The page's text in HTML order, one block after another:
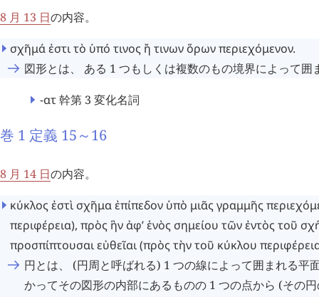
8 月 13 日の内容。
σχῆμάἐστιτὸ ὑπό τινος ἤ τινων ὅρωνπεριεχόμενον.
図形とは、 ある 1 つもしくは複数のもの境界によって囲
-ατ幹第 3 変化名詞
巻 1 定義 15～16
8 月 14 日の内容。
κύκλος ἐστὶ σχῆμαἐπίπεδον ὑπὸ μιᾶς γραμμῆς
περιφέρεια), πρὸς ἣν ἀφ’ἑνὸς σημείου τῶνἐντὸς τοῦ
προσπίπτουσαιεὐθεῖαι(πρὸς τὴντοῦ κύκλου
円とは、 (円周と呼ばれる) 1 つの線によって囲まれる平
かってその図形の内部にあるものの 1 つの点から (その